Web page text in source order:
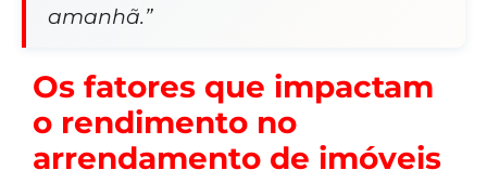
amanhã.”
Os fatores que impactam
o rendimento no
arrendamento de imóveis